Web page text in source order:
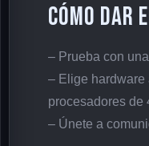
Cómo dar
– Prueba con
– Elige hardware
procesadores de
– Únete a